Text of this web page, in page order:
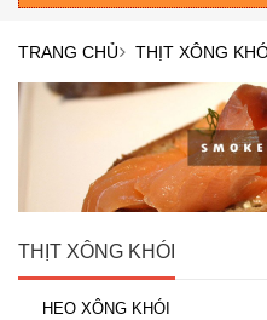
TRANG CHỦ THỊT XÔNG
THỊT XÔNG KHÓI
HEO XÔNG KHÓI